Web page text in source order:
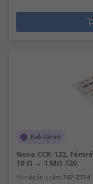
Raktáron
Nova CCR-122,
10 Ω → 1 MΩ 720
RS raktári szám 747-2714